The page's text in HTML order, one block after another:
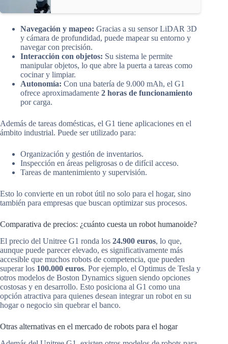
Navegación y mapeo: Gracias a su sensor LiDAR 3D
y cámara de profundidad, puede mapear su entorno y
navegar con precisión.
Interacción con objetos: Su sistema le permite
manipular objetos, lo que abre la puerta a tareas como
cocinar y limpiar.
Autonomía: Con una batería de 9.000 mAh, el G1
ofrece aproximadamente 2 horas de funcionamiento
por carga.
Además de tareas domésticas, el G1 tiene aplicaciones en el
ámbito industrial. Puede ser utilizado para:
Organización y gestión de inventarios.
Inspección en áreas peligrosas o de difícil acceso.
Tareas de mantenimiento y supervisión.
Esto lo convierte en un robot útil no solo para el hogar, sino
también para empresas que buscan optimizar sus procesos.
Comparativa de precios: ¿cuánto cuesta un robot humanoide?
El precio del Unitree G1 ronda los 24.900 euros, lo que,
aunque puede parecer elevado, es significativamente más
accesible que muchos robots de competencia, que pueden
superar los 100.000 euros. Por ejemplo, el Optimus de Tesla y
otros modelos de Boston Dynamics siguen siendo opciones
costosas y en desarrollo. Esto posiciona al G1 como una
opción atractiva para quienes desean integrar un robot en su
hogar o negocio sin quebrar el banco.
Otras alternativas en el mercado de robots para el hogar